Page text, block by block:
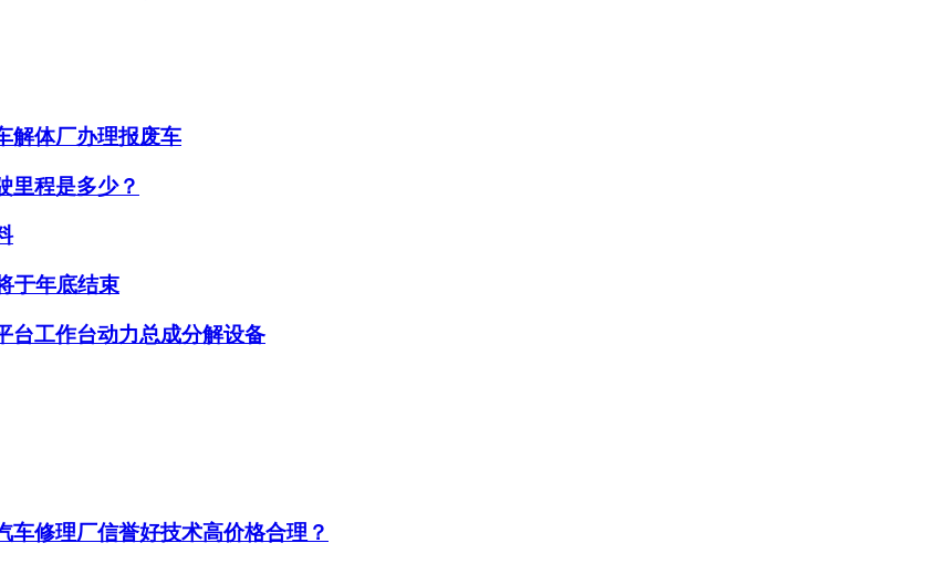
解体厂办理报废车
里程是多少？
于年底结束
台工作台动力总成分解设备
修理厂信誉好技术高价格合理？